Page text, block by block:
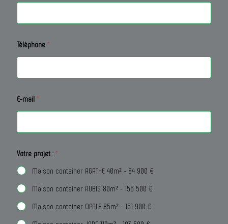
Téléphone *
E-mail *
Votre projet : *
Maison container AGATHE 40m² - 84 900 €
Maison container RUBIS 80m² - 156 500 €
Maison container OPALE 85m² - 151 900 €